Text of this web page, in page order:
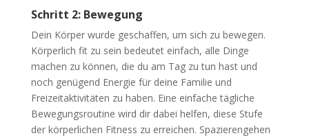
Schritt 2: Bewegung
Dein Körper wurde geschaffen, um sich zu bewegen.
Körperlich fit zu sein bedeutet einfach, alle Dinge
machen zu können, die du am Tag zu tun hast und
noch genügend Energie für deine Familie und
Freizeitaktivitäten zu haben. Eine einfache tägliche
Bewegungsroutine wird dir dabei helfen, diese Stufe
der körperlichen Fitness zu erreichen. Spazierengehen